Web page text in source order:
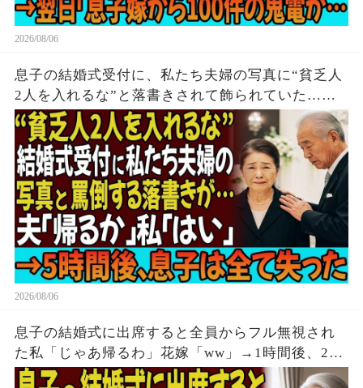
2026/08/06
息子の結婚式受付に、私たち夫婦の写真に“貧乏人
2人を入れるな”と落書きされて飾られていた…夫
「帰るか」私「はい」→無言で立ち去った5時間
後、息子は全てを失う結末を迎えた
2026/08/06
息子の結婚式に出席すると全員からフル無視され
た私「じゃあ帰るわ」花嫁「ww」→1時間後、2人
からの鬼電をフル無視した